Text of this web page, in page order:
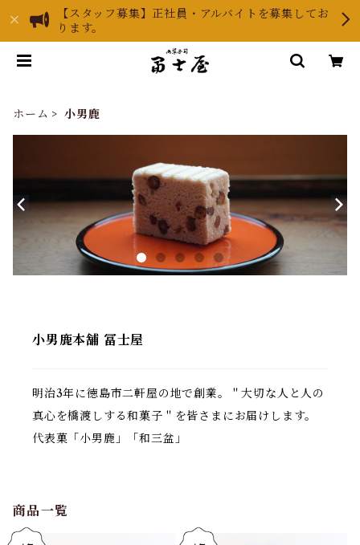
【スタッフ募集】正社員・アルバイトを募集してお
ります。
ホーム 小男鹿
小男鹿本舗 冨士屋
明治3年に徳島市二軒屋の地で創業。＂大切な人と人の
真心を橋渡しする和菓子＂を皆さまにお届けします。
代表菓「小男鹿」「和三盆」
商品一覧